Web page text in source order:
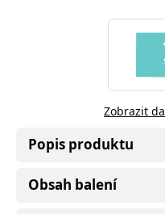
Zobrazit
Popis produktu
Obsah balení